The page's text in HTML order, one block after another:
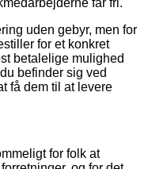
uden gebyr, men for
for et konkret
betalelige mulighed
befinder sig ved
få dem til at levere
for folk at